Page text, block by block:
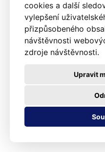
cookies a další
vylepšení
přizpůsobeného
návštěvnosti
zdroje návštěvnosti.
Upravit